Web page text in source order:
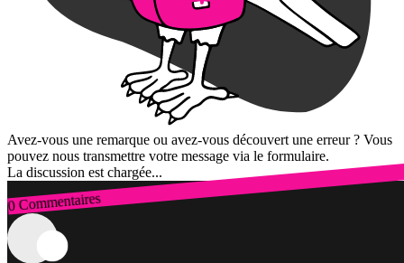
Avez-vous une remarque ou avez-vous découvert une erreur ? Vous
pouvez nous transmettre votre message via le formulaire.
La discussion est chargée...
0 Commentaires
Connexion